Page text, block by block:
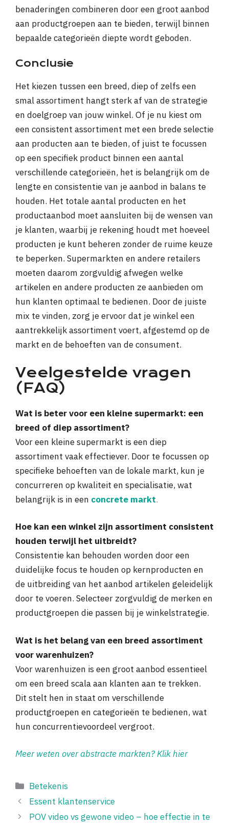
benaderingen combineren door een groot aanbod
aan productgroepen aan te bieden, terwijl binnen
bepaalde categorieën diepte wordt geboden.
Conclusie
Het kiezen tussen een breed, diep of zelfs een
smal assortiment hangt sterk af van de strategie
en doelgroep van jouw winkel. Of je nu kiest om
een consistent assortiment met een brede selectie
aan producten aan te bieden, of juist te focussen
op een specifiek product binnen een aantal
verschillende categorieën, het is belangrijk om de
lengte en consistentie van je aanbod in balans te
houden. Het totale aantal producten en het
productaanbod moet aansluiten bij de wensen van
je klanten, waarbij je rekening houdt met hoeveel
producten je kunt beheren zonder de ruime keuze
te beperken. Supermarkten en andere retailers
moeten daarom zorgvuldig afwegen welke
artikelen en andere producten ze aanbieden om
hun klanten optimaal te bedienen. Door de juiste
mix te vinden, zorg je ervoor dat je winkel een
aantrekkelijk assortiment voert, afgestemd op de
markt en de behoeften van de consument.
Veelgestelde vragen
(FAQ)
Wat is beter voor een kleine supermarkt: een
breed of diep assortiment?
Voor een kleine supermarkt is een diep
assortiment vaak effectiever. Door te focussen op
specifieke behoeften van de lokale markt, kun je
concurreren op kwaliteit en specialisatie, wat
belangrijk is in een concrete markt.
Hoe kan een winkel zijn assortiment consistent
houden terwijl het uitbreidt?
Consistentie kan behouden worden door een
duidelijke focus te houden op kernproducten en
de uitbreiding van het aanbod artikelen geleidelijk
door te voeren. Selecteer zorgvuldig de merken en
productgroepen die passen bij je winkelstrategie.
Wat is het belang van een breed assortiment
voor warenhuizen?
Voor warenhuizen is een groot aanbod essentieel
om een breed scala aan klanten aan te trekken.
Dit stelt hen in staat om verschillende
productgroepen en categorieën te bedienen, wat
hun concurrentievoordeel vergroot.
Meer weten over abstracte markten? Klik hier
Categorieën
Betekenis
Essent klantenservice
POV video vs gewone video – hoe effectie in te